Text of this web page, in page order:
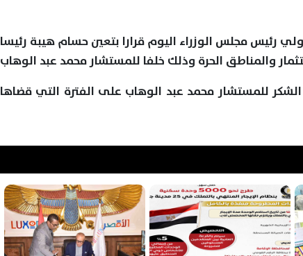
رئيس مجلس الوزراء اليوم قرارا بتعين حسام هيبة رئيسا
والمناطق الحرة وذلك خلفا للمستشار محمد عبد الوهاب
للمستشار محمد عبد الوهاب على الفترة التي قضاها